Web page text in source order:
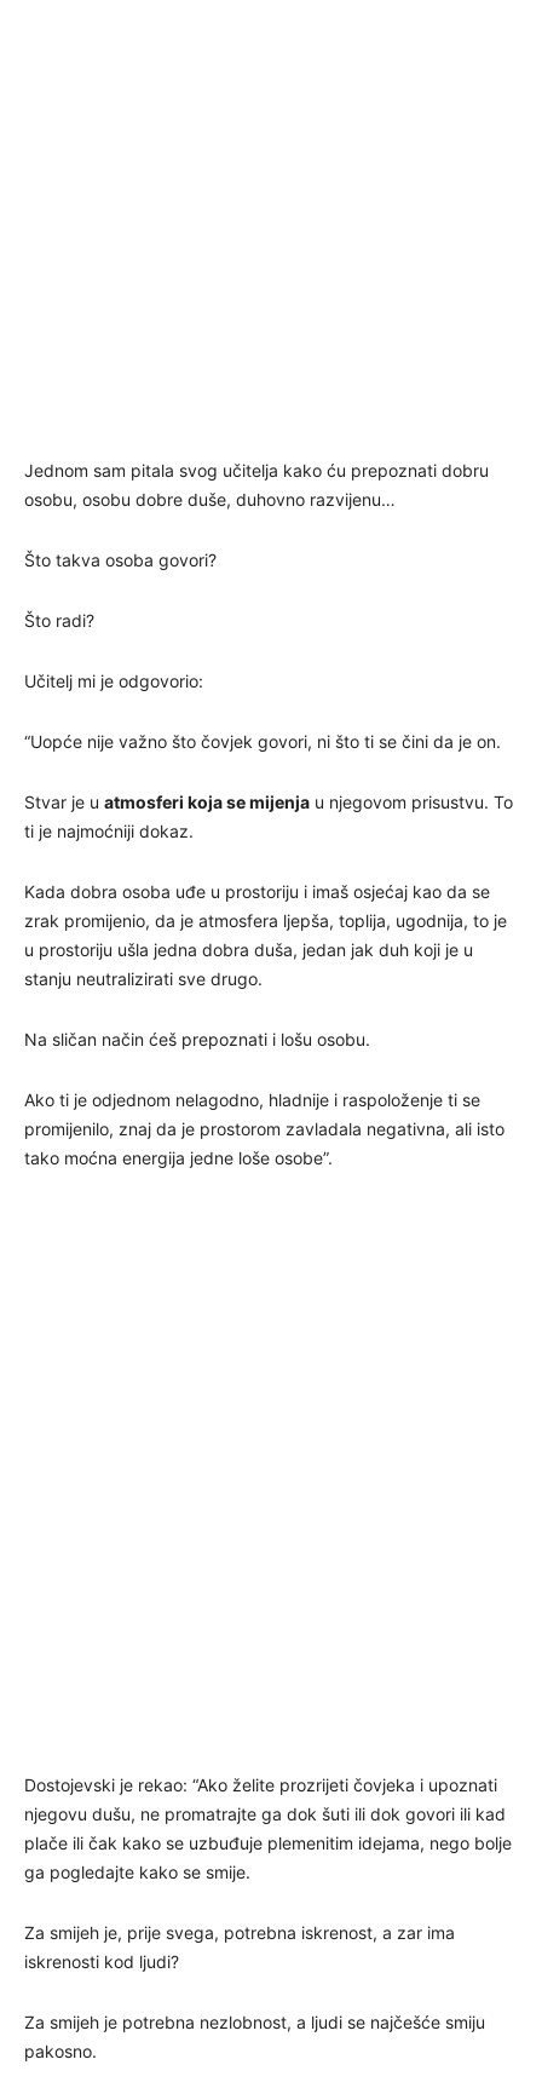
Jednom sam pitala svog učitelja kako ću prepoznati dobru
osobu, osobu dobre duše, duhovno razvijenu…
Što takva osoba govori?
Što radi?
Učitelj mi je odgovorio:
“Uopće nije važno što čovjek govori, ni što ti se čini da je on.
Stvar je u atmosferi koja se mijenja u njegovom prisustvu. To
ti je najmoćniji dokaz.
Kada dobra osoba uđe u prostoriju i imaš osjećaj kao da se
zrak promijenio, da je atmosfera ljepša, toplija, ugodnija, to je
u prostoriju ušla jedna dobra duša, jedan jak duh koji je u
stanju neutralizirati sve drugo.
Na sličan način ćeš prepoznati i lošu osobu.
Ako ti je odjednom nelagodno, hladnije i raspoloženje ti se
promijenilo, znaj da je prostorom zavladala negativna, ali isto
tako moćna energija jedne loše osobe”.
Dostojevski je rekao: “Ako želite prozrijeti čovjeka i upoznati
njegovu dušu, ne promatrajte ga dok šuti ili dok govori ili kad
plače ili čak kako se uzbuđuje plemenitim idejama, nego bolje
ga pogledajte kako se smije.
Za smijeh je, prije svega, potrebna iskrenost, a zar ima
iskrenosti kod ljudi?
Za smijeh je potrebna nezlobnost, a ljudi se najčešće smiju
pakosno.